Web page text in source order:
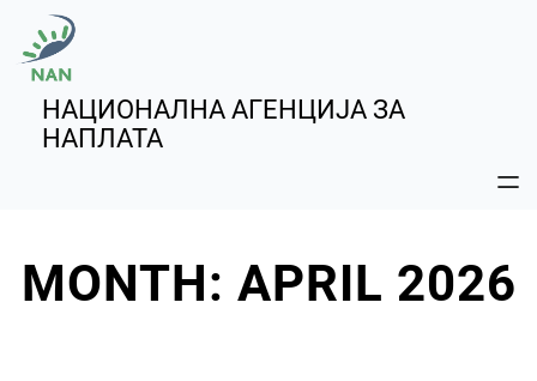
content
НАЦИОНАЛНА АГЕНЦИЈА ЗА
НАПЛАТА
MONTH: APRIL 2026